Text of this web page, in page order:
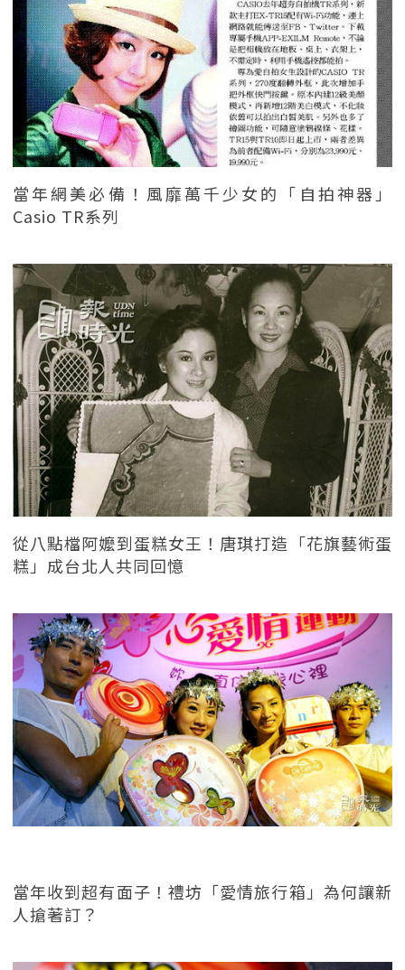
當年網美必備！風靡萬千少女的「自拍神器」
Casio TR系列
從八點檔阿嬤到蛋糕女王！唐琪打造「花旗藝術蛋
糕」成台北人共同回憶
當年收到超有面子！禮坊「愛情旅行箱」為何讓新
人搶著訂？